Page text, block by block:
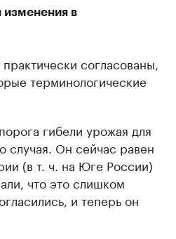
в
согласованы,
терминологические
гибели урожая для
случая. Он сейчас равен
(в т. ч. на Юге России)
что это слишком
и теперь он